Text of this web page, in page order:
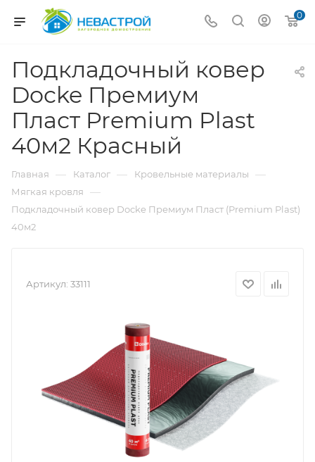
0
Подкладочный ковер
Docke Премиум
Пласт Premium Plast
40м2 Красный
Главная — Каталог — Кровельные материалы —
Мягкая кровля —
Подкладочный ковер Docke Премиум Пласт (Premium Plast)
40м2
Артикул: 33111